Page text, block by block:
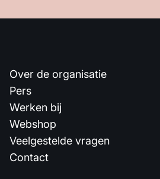
Over de organisatie
Pers
Werken bij
Webshop
Veelgestelde vragen
Contact